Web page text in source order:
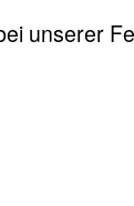
unserer